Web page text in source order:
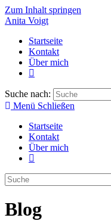
Zum Inhalt springen
Anita Voigt
Startseite
Kontakt
Über mich
Suche nach:
Menü Schließen
Startseite
Kontakt
Über mich
Blog